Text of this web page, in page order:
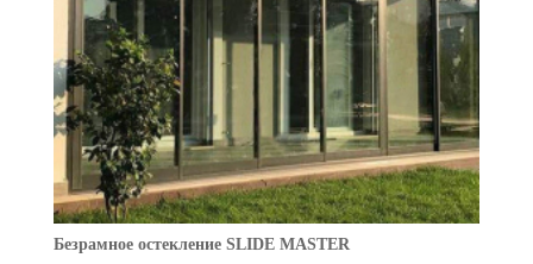
Безрамное остекление SLIDE MASTER